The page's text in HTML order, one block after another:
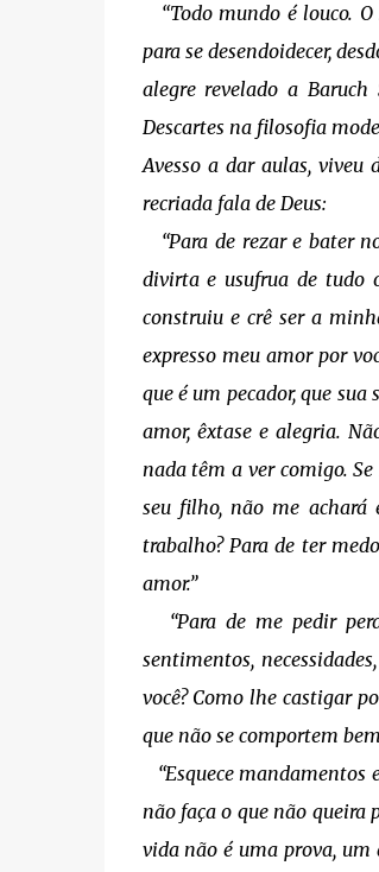
“Todo mundo é louco. O
para se desendoidecer,
alegre revelado a
Descartes na filosofia
Avesso a dar aulas, viveu
recriada fala de Deus:
“Para de rezar e bater
divirta e usufrua de tudo
construiu e crê ser a
expresso meu amor por
que é um pecador, que
amor, êxtase e alegria.
nada têm a ver comigo.
seu filho, não me
trabalho? Para de ter
amor.”
“Para de me pedir
sentimentos,
você? Como lhe castigar
que não se comportem
“Esquece mandamentos
não faça o que não queira
vida não é uma prova, um